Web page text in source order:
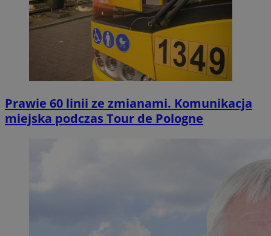
Prawie 60 linii ze zmianami. Komunikacja
miejska podczas Tour de Pologne